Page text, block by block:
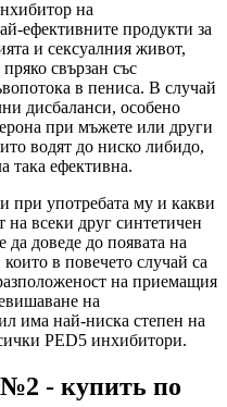
на
ефективните продукти за
и сексуалния живот,
свързан със
в пениса. В случай
дисбаланси, особено
при мъжете или други
водят до ниско либидо,
така ефективна.
при употребата му и какви
всеки друг синтетичен
доведе до появата на
в повечето случай са
на приемащия
на
има най-ниска степен на
PED5 инхибитори.
- купить по